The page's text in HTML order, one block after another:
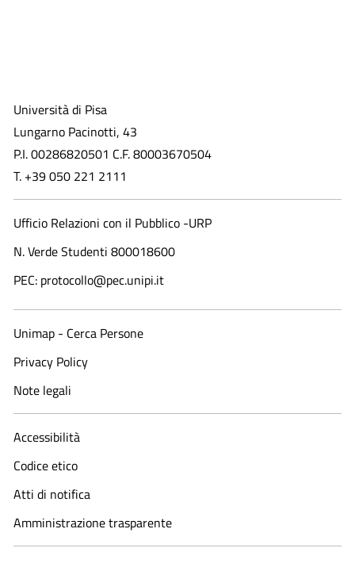
Università di Pisa
Lungarno Pacinotti, 43
P.I. 00286820501 C.F. 80003670504
T. +39 050 221 2111
Ufficio Relazioni con il Pubblico -URP
N. Verde Studenti 800018600​
PEC: protocollo@pec.unipi.it
Unimap - Cerca Persone
Privacy Policy
Note legali
Accessibilità
Codice etico
Atti di notifica
Amministrazione trasparente